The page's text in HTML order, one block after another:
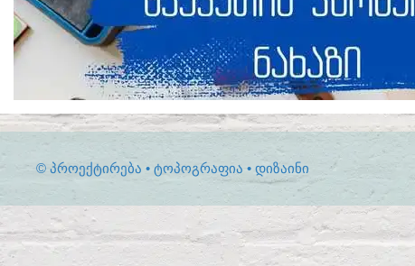
© ᲞᲠᲝᲔᲥᲢᲘᲠᲔᲑᲐ • ᲢᲝᲞᲝᲒᲠᲐᲤᲘᲐ • ᲓᲘᲖᲐᲘᲜᲘ